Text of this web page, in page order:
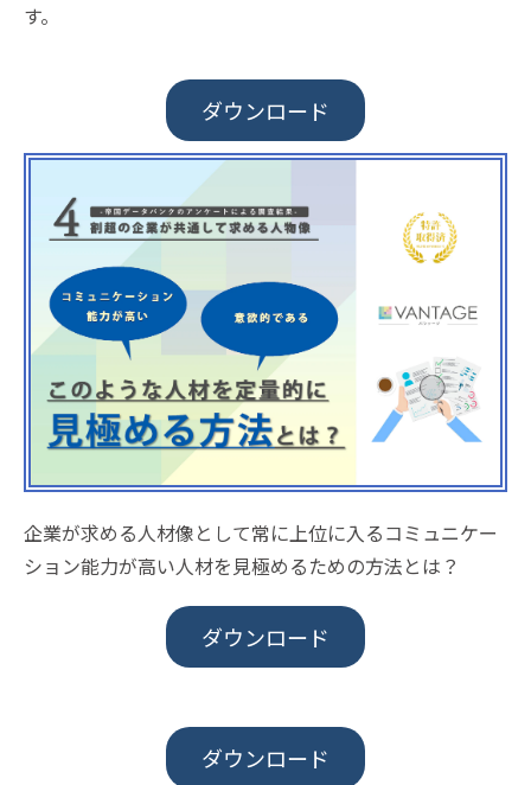
す。
ダウンロード
企業が求める人材像として常に上位に入るコミュニケー
ション能力が高い人材を見極めるための方法とは？
ダウンロード
ダウンロード